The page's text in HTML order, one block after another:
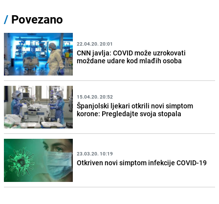
/ Povezano
22.04.20. 20:01
CNN javlja: COVID može uzrokovati
moždane udare kod mlađih osoba
15.04.20. 20:52
Španjolski ljekari otkrili novi simptom
korone: Pregledajte svoja stopala
23.03.20. 10:19
Otkriven novi simptom infekcije COVID-19